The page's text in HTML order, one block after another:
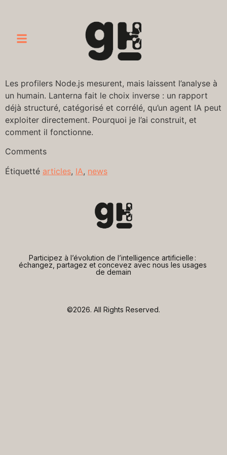
Les profilers Node.js mesurent, mais laissent l’analyse à
un humain. Lanterna fait le choix inverse : un rapport
déjà structuré, catégorisé et corrélé, qu’un agent IA peut
exploiter directement. Pourquoi je l’ai construit, et
comment il fonctionne.
Comments
Étiquetté articles, IA, news
Participez à l’évolution de l’intelligence artificielle :
échangez, partagez et concevez avec nous les usages
de demain
©2026. All Rights Reserved.